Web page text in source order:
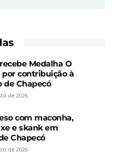
Medalha O
por contribuição à
de Chapecó
de 2026
com maconha,
e skank em
Chapecó
de 2026